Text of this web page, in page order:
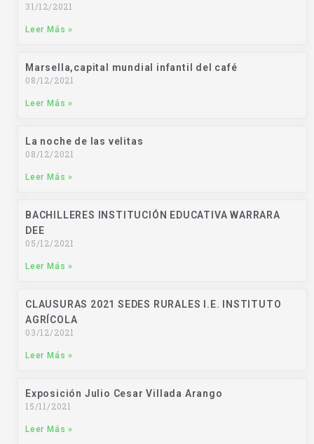
31/12/2021
Leer Más »
Marsella,capital mundial infantil del café
08/12/2021
Leer Más »
La noche de las velitas
08/12/2021
Leer Más »
BACHILLERES INSTITUCIÓN EDUCATIVA WARRARA
DEE
05/12/2021
Leer Más »
CLAUSURAS 2021 SEDES RURALES I.E. INSTITUTO
AGRÍCOLA
03/12/2021
Leer Más »
Exposición Julio Cesar Villada Arango
15/11/2021
Leer Más »